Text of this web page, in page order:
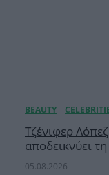
Τζένιφερ
αποδεικνύει
05.08.2026